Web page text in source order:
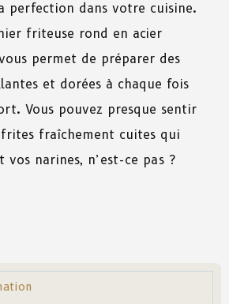
perfection dans votre cuisine.
friteuse rond en acier
permet de préparer des
et dorées à chaque fois
Vous pouvez presque sentir
frites fraîchement cuites qui
vos narines, n’est-ce pas ?